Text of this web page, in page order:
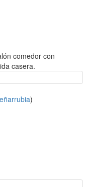
comedor con
casera.
)